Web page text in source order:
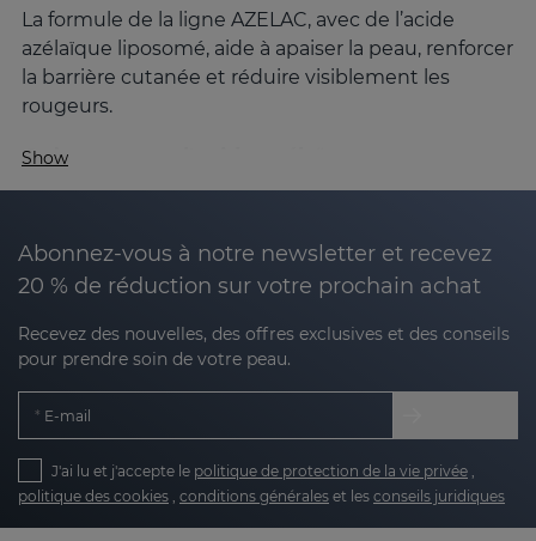
La formule de la ligne AZELAC, avec de l’acide
azélaïque liposomé, aide à apaiser la peau, renforcer
la barrière cutanée et réduire visiblement les
rougeurs.
Qu’est-ce que l'acide azélaïque et comment
dermatologie pour ses multiples bienfaits :
Apaisant
: réduit les rougeurs, les brûlures et
les sensations de brûlure.
Séborégulateur: contrôle la sécrétion sébacée
et normalise la kératinisation.
Dépigmentant doux: atténue les taches
contribuant à un ton plus uniforme.
Show
Abonnez-vous à notre newsletter et recevez
20 % de réduction sur votre prochain achat
Recevez des nouvelles, des offres exclusives et des conseils
pour prendre soin de votre peau.
E-mail
J'ai lu et j'accepte le politique de protection de la vie privée
politique des cookies conditions générales et les conseils juridiques